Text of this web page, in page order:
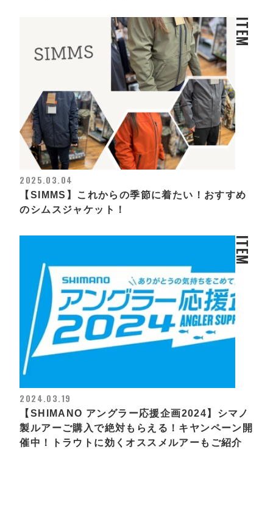
ITEM
2025.03.04
【SIMMS】これからの季節に着たい！おすすめ
のシムスジャケット！
ITEM
2024.03.19
【SHIMANO アングラー応援企画2024】シマノ
製ルアーご購入で絶対もらえる！キヤンペーン開
催中！トラウトに効くオススメルアーもご紹介